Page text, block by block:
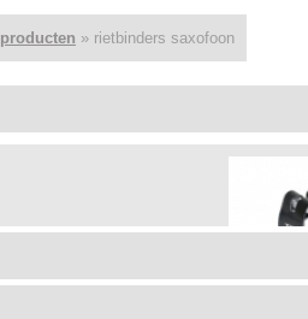
producten » rietbinders saxofoon